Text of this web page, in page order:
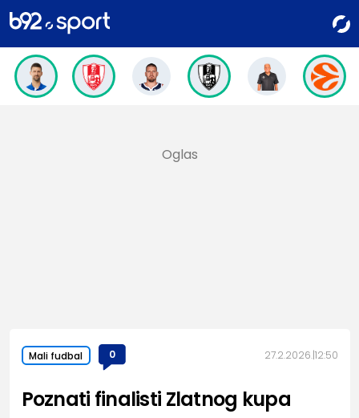
Mali fudbal 0 27.2.2026. 12:50
Poznati finalisti Zlatnog kupa